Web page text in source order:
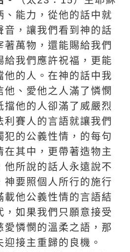
、能力，從他的話中就
音，讓我們看到神的話
著萬物，還能賜給我們
給我們應許祝福，更能
他的人。在神的話中我
他、愛他之人滿了憐憫
擋他的人卻滿了威嚴烈
利賽人的言語就讓我們
犯的公義性情，的每句
在其中，更帶著造物主
他所說的話人永遠說不
神要照個人所行的施行
載他公義性情的言語結
，如果我們只願意接受
愛憐憫的溫柔之語，那
接主重歸的良機。